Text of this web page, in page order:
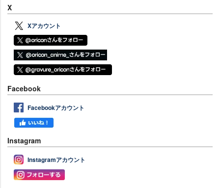
X
Xアカウント
Facebook
Facebookアカウント
Instagram
Instagramアカウント